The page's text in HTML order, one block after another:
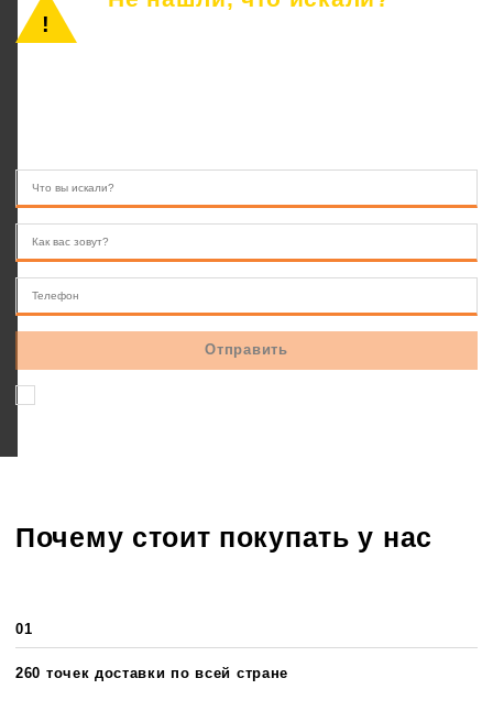
Почему стоит покупать у нас
01
260 точек доставки по всей стране